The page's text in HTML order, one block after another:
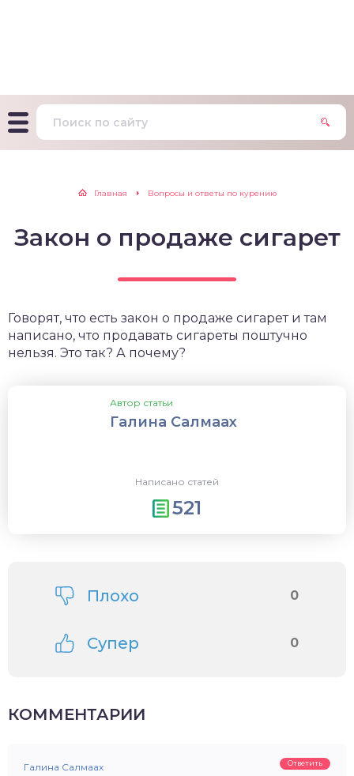
Главная Вопросы и ответы по курению
Закон о продаже сигарет
Говорят, что есть закон о продаже сигарет и там
написано, что продавать сигареты поштучно
нельзя. Это так? А почему?
Автор статьи
Галина Салмаах
Написано статей
521
Плохо 0
Супер 0
КОММЕНТАРИИ
Галина Салмаах Ответить
на определение типа
поведения
зависимости
курильщика –